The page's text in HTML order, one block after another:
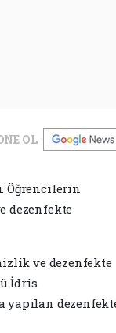
OL
Öğrencilerin
dezenfekte
ve dezenfekte
İdris
yapılan